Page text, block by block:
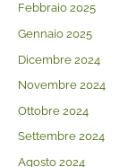
Febbraio 2025
Gennaio 2025
Dicembre 2024
Novembre 2024
Ottobre 2024
Settembre 2024
Agosto 2024